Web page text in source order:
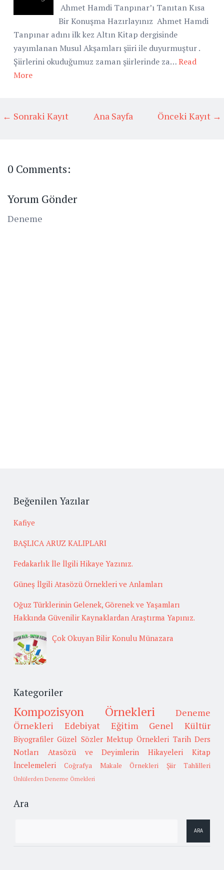
Ahmet Hamdi Tanpınar’ı Tanıtan Kısa
Bir Konuşma Hazırlayınız Ahmet Hamdi
Tanpınar adını ilk kez Altın Kitap dergisinde
yayımlanan Musul Akşamları şiiri ile duyurmuştur .
Şiirlerini okuduğumuz zaman şiirlerinde za…Read
More
← Sonraki Kayıt Önceki Kayıt →
Ana Sayfa
0 Comments:
Yorum Gönder
Deneme
Beğenilen Yazılar
Kafiye
BAŞLICA ARUZ KALIPLARI
Fedakarlık İle İlgili Hikaye Yazınız.
Güneş İlgili Atasözü Örnekleri ve Anlamları
Oğuz Türklerinin Gelenek, Görenek ve Yaşamları
Hakkında Güvenilir Kaynaklardan Araştırma Yapınız.
Çok Okuyan Bilir Konulu Münazara
Kategoriler
Kompozisyon Örnekleri
Deneme
Örnekleri
Edebiyat Eğitim Genel Kültür
Biyografiler Güzel Sözler Mektup Örnekleri Tarih Ders
Notları
Atasözü ve Deyimlerin Hikayeleri
Kitap
İncelemeleri
Coğrafya Makale Örnekleri Şiir Tahlilleri
Ünlülerden Deneme Örnekleri
Ara